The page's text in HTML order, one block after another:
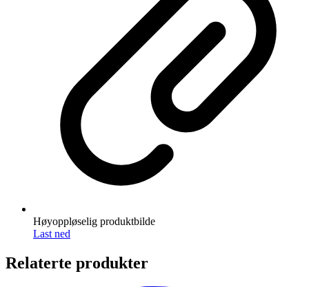
Høyoppløselig produktbilde
Last ned
Relaterte produkter